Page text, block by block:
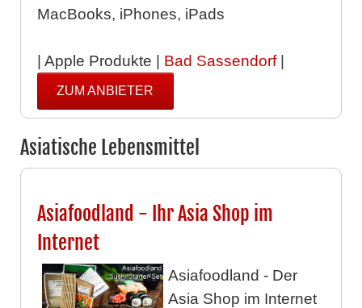
MacBooks, iPhones, iPads
| Apple Produkte | Bad Sassendorf|
ZUM ANBIETER
Asiatische Lebensmittel
Asiafoodland - Ihr Asia Shop im
Internet
Asiafoodland - Der
Asia Shop im Internet